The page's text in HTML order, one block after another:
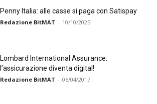
Penny Italia: alle casse si paga con Satispay
Redazione BitMAT - 10/10/2025
Lombard International Assurance:
l’assicurazione diventa digital!
Redazione BitMAT - 06/04/2017